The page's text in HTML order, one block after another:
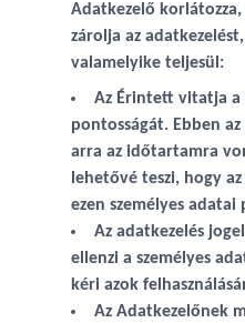
Adatkezelő
zárolja az
valamelyike teljesül:
Az Érintett vitatja a
pontosságát. Ebben
arra az időtartamra
lehetővé teszi, hogy
ezen személyes adatai
Az adatkezelés
ellenzi a személyes
kéri azok
Az Adatkezelőnek